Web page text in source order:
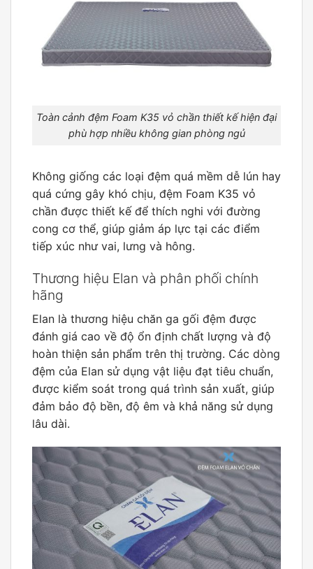
Toàn cảnh đệm Foam K35 vỏ chần thiết kế hiện đại
phù hợp nhiều không gian phòng ngủ
Không giống các loại đệm quá mềm dễ lún hay
quá cứng gây khó chịu, đệm Foam K35 vỏ
chần được thiết kế để thích nghi với đường
cong cơ thể, giúp giảm áp lực tại các điểm
tiếp xúc như vai, lưng và hông.
Thương hiệu Elan và phân phối chính
hãng
Elan là thương hiệu chăn ga gối đệm được
đánh giá cao về độ ổn định chất lượng và độ
hoàn thiện sản phẩm trên thị trường. Các dòng
đệm của Elan sử dụng vật liệu đạt tiêu chuẩn,
được kiểm soát trong quá trình sản xuất, giúp
đảm bảo độ bền, độ êm và khả năng sử dụng
lâu dài.